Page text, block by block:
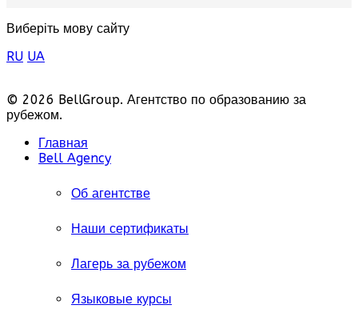
Виберіть мову сайту
RU UA
© 2026 BellGroup. Агентство по образованию за
рубежом.
Главная
Bell Agency
Об агентстве
Наши сертификаты
Лагерь за рубежом
Языковые курсы